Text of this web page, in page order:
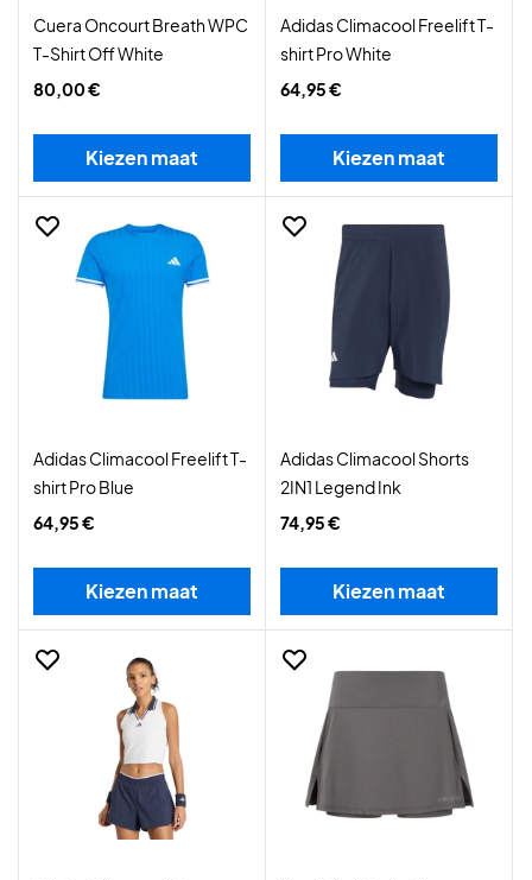
Cuera Oncourt Breath WPC
T-Shirt Off White
80,00 €
Kiezen maat
Adidas Climacool Freelift T-
shirt Pro White
64,95 €
Kiezen maat
Adidas Climacool Freelift T-
shirt Pro Blue
64,95 €
Kiezen maat
Adidas Climacool Shorts
2IN1 Legend Ink
74,95 €
Kiezen maat